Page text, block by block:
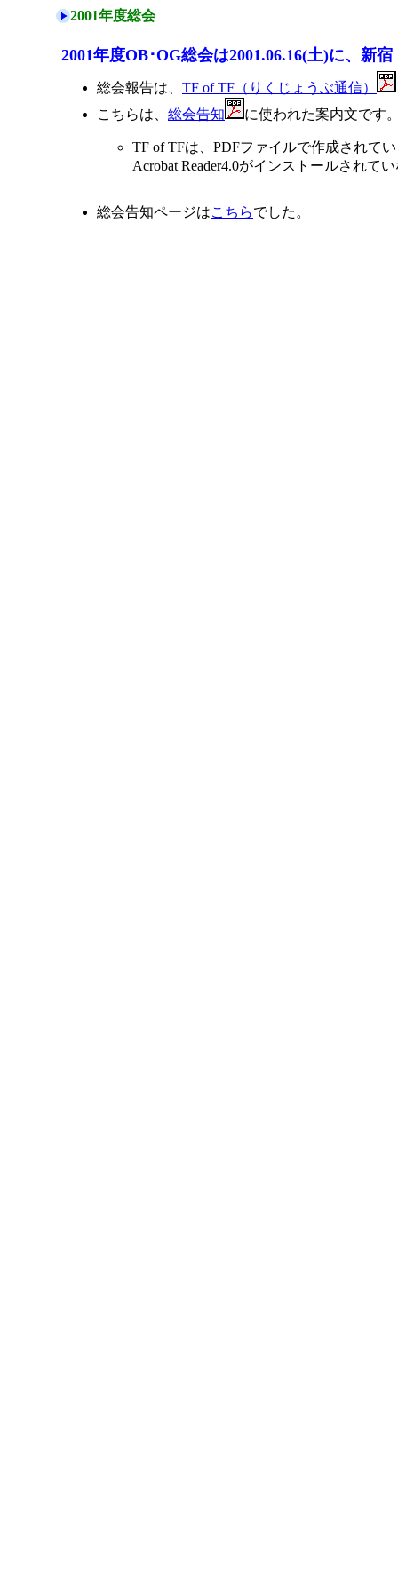
2001年度総会
2001年度OB･OG総会は2001.06.16(土)に、新
総会報告は、 TF of TF（りくじょうぶ通信）
こちらは、 総会告知 に使われた案内文です
TF of TFは、PDFファイルで作成されて
Acrobat Reader4.0がインストールされて
総会告知ページはこちらでした。